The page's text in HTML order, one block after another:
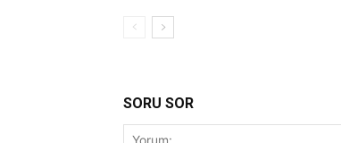
SORU SOR